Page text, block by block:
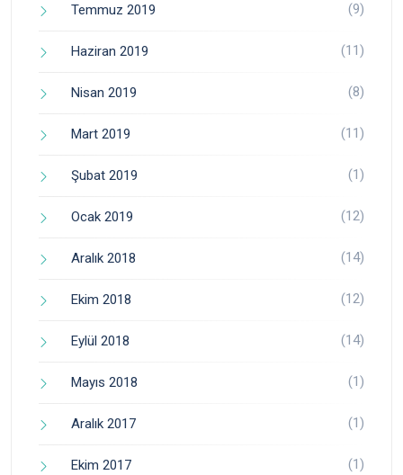
Temmuz 2019 (9)
Haziran 2019 (11)
Nisan 2019 (8)
Mart 2019 (11)
Şubat 2019 (1)
Ocak 2019 (12)
Aralık 2018 (14)
Ekim 2018 (12)
Eylül 2018 (14)
Mayıs 2018 (1)
Aralık 2017 (1)
Ekim 2017 (1)